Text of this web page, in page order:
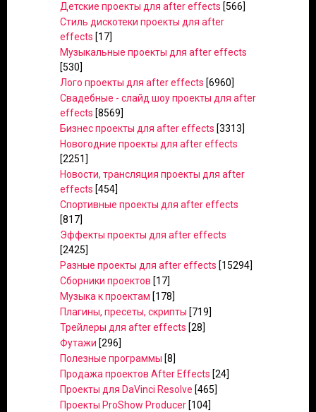
Детские проекты для after effects [566]
Стиль дискотеки проекты для after
effects [17]
Музыкальные проекты для after effects
[530]
Лого проекты для after effects [6960]
Свадебные - слайд шоу проекты для after
effects [8569]
Бизнес проекты для after effects [3313]
Новогодние проекты для after effects
[2251]
Новости, трансляция проекты для after
effects [454]
Спортивные проекты для after effects
[817]
Эффекты проекты для after effects
[2425]
Разные проекты для after effects [15294]
Сборники проектов [17]
Музыка к проектам [178]
Плагины, пресеты, скрипты [719]
Трейлеры для after effects [28]
Футажи [296]
Полезные программы [8]
Продажа проектов After Effects [24]
Проекты для DaVinci Resolve [465]
Проекты ProShow Producer [104]